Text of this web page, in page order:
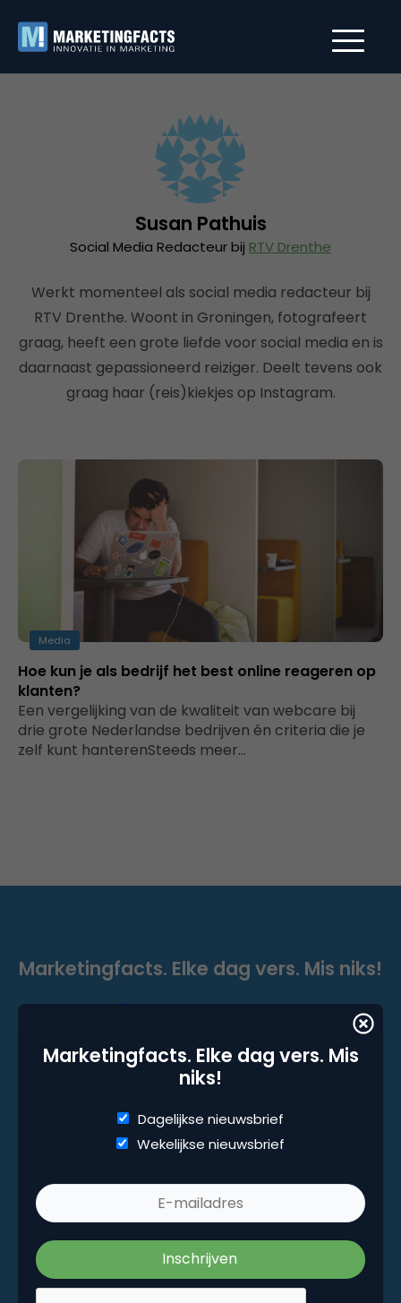
Susan Pathuis
Social Media Redacteur bij RTV Drenthe
Werkt momenteel als social media redacteur bij
RTV Drenthe. Woont in Groningen, fotografeert
graag, heeft een grote liefde voor social media en is
daarnaast gepassioneerd reiziger. Deelt tevens ook
graag haar (reis)kiekjes op Instagram.
Media
Hoe kun je als bedrijf het best online reageren op
klanten?
Een vergelijking van de kwaliteit van webcare bij
drie grote Nederlandse bedrijven én criteria die je
zelf kunt hanterenSteeds meer…
Marketingfacts. Elke dag vers. Mis
niks!
Dagelijkse nieuwsbrief
Wekelijkse nieuwsbrief
Marketingfacts. Elke dag vers. Mis niks!
Dagelijkse nieuwsbrief